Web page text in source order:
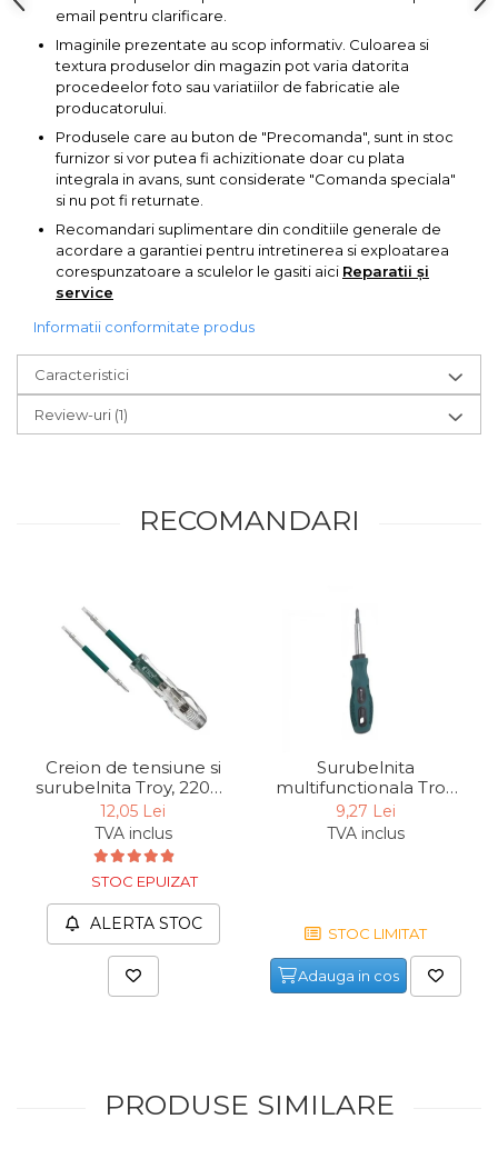
Suruburi si dibluri
Carlige de Ridicare
Dispozitive de Taiat si
Manipulat Sticla
lemn
Aeroterme si Ventilatoare
Bormasini & Masini de Gaurit
Compresoare Auto
Masini de Ascutit Burghie
Discuri Fierastrau Circular
Dispozitive de taiat polistiren
Polizoare drepte & accesorii
email pentru clarificare.
Imaginile prezentate au scop informativ. Culoarea si
textura produselor din magazin pot varia datorita
procedeelor foto sau variatiilor de fabricatie ale
producatorului.
Produsele care au buton de "Precomanda", sunt in stoc
furnizor si vor putea fi achizitionate doar cu plata
integrala in avans, sunt considerate "Comanda speciala"
si nu pot fi returnate.
Recomandari suplimentare din conditiile generale de
acordare a garantiei pentru intretinerea si exploatarea
corespunzatoare a sculelor le gasiti aici Reparatii și
service
Informatii conformitate produs
Caracteristici
Review-uri (1)
RECOMANDARI
Creion de tensiune si
surubelnita Troy, 22001,
2 in 1
12,05 Lei
TVA inclus
STOC EPUIZAT
ALERTA STOC
Surubelnita
multifunctionala Troy
22002, 6 functii
9,27 Lei
TVA inclus
STOC LIMITAT
Adauga in cos
PRODUSE SIMILARE